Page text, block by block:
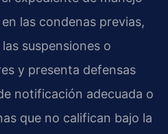
las condenas previas,
suspensiones o
y presenta defensas
notificación adecuada o
que no califican bajo la